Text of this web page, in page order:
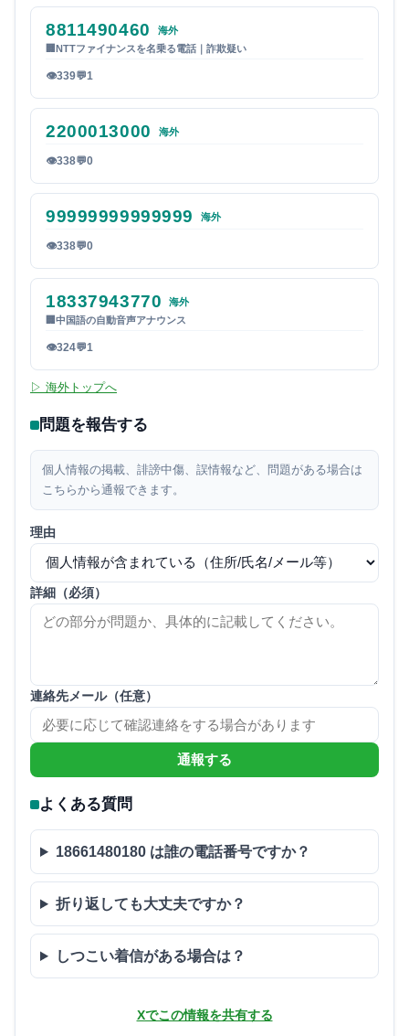
8811490460
海外
NTTファイナンスを名乗る電話｜詐欺疑い
👁339💬1
2200013000 海外
👁338💬0
99999999999999 海外
👁338💬0
18337943770
海外
中国語の自動音声アナウンス
👁324💬1
▷ 海外トップへ
問題を報告する
個人情報の掲載、誹謗中傷、誤情報など、問題がある場合は
こちらから通報できます。
理由
詳細（必須）
連絡先メール（任意）
通報する
よくある質問
18661480180 は誰の電話番号ですか？
折り返しても大丈夫ですか？
しつこい着信がある場合は？
Xでこの情報を共有する